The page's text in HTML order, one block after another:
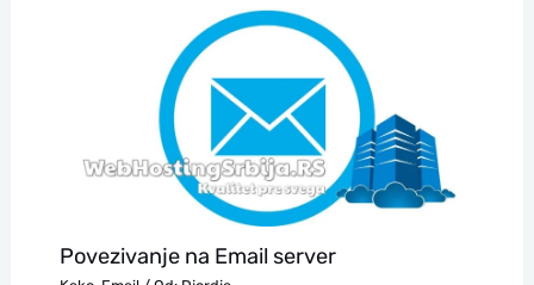
Povezivanje na Email server